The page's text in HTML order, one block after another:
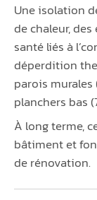
Une isolation
de chaleur,
santé liés à
déperdition
parois murales
planchers bas
À long terme,
bâtiment et
de rénovation.